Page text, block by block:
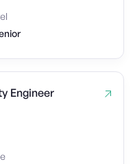
Engineer